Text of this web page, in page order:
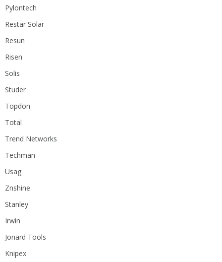
Pylontech
Restar Solar
Resun
Risen
Solis
Studer
Topdon
Total
Trend Networks
Techman
Usag
Znshine
Stanley
Irwin
Jonard Tools
Knipex